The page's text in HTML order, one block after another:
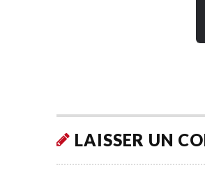
LAISSER UN